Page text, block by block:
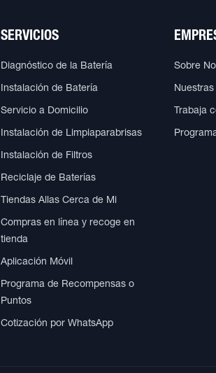
SERVICIOS
Diagnóstico de la Batería
Instalación de Batería
Servicio a Domicilio
Instalación de Limpiaparabrisas
Instalación de Filtros
Reciclaje de Baterías
Tiendas Allas Cerca de Mi
Compras en línea y recoge en
tienda
Aplicación Móvil
Programa de Recompensas o
Puntos
Cotización por WhatsApp
Sobre
Trabaja